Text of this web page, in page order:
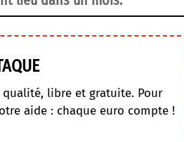
libre et gratuite. Pour
aide : chaque euro compte !